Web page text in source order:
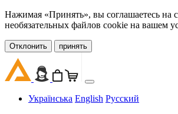
Нажимая «Принять», вы соглашаетесь на
необязательных файлов cookie на вашем
Oтклонить принять
Українська English Русский